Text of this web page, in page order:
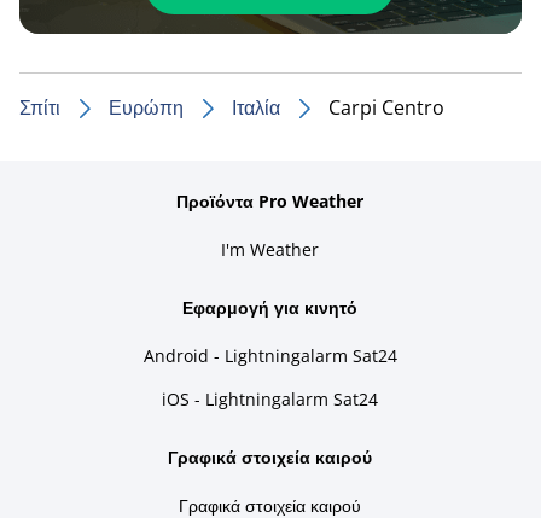
Σπίτι Ευρώπη Ιταλία Carpi Centro
Προϊόντα Pro Weather
I'm Weather
Εφαρμογή για κινητό
Android - Lightningalarm Sat24
iOS - Lightningalarm Sat24
Γραφικά στοιχεία καιρού
Γραφικά στοιχεία καιρού